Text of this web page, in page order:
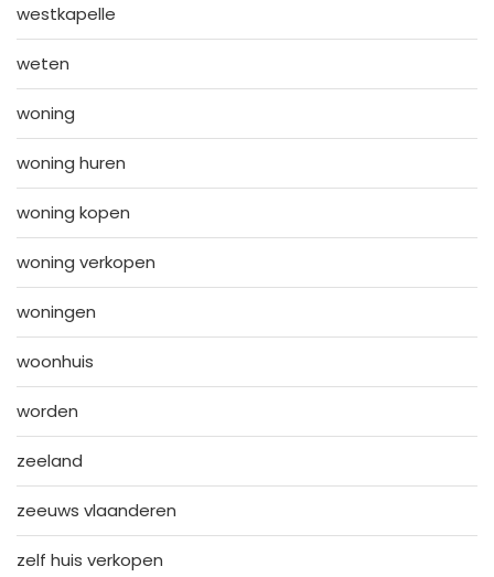
westkapelle
weten
woning
woning huren
woning kopen
woning verkopen
woningen
woonhuis
worden
zeeland
zeeuws vlaanderen
zelf huis verkopen